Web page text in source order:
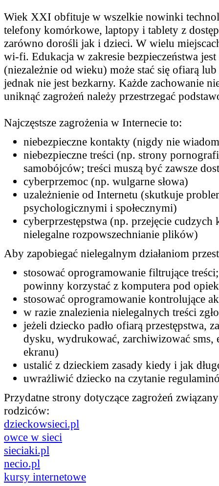
Wiek XXI obfituje w wszelkie nowinki
telefony komórkowe, laptopy i tablety z
zarówno dorośli jak i dzieci. W wielu
wi-fi. Edukacja w zakresie bezpieczeństwa
(niezależnie od wieku) może stać się ofiarą
jednak nie jest bezkarny. Każde zachowanie
uniknąć zagrożeń należy przestrzegać
Najczęstsze zagrożenia w Internecie to:
niebezpieczne kontakty (nigdy nie
niebezpieczne treści (np. strony
samobójców; treści muszą być zawsze
cyberprzemoc (np. wulgarne słowa)
uzależnienie od Internetu (skutkuje
psychologicznymi i społecznymi)
cyberprzestępstwa (np. przejęcie
nielegalne rozpowszechnianie plików)
Aby zapobiegać nielegalnym działaniom
stosować oprogramowanie filtrujące
powinny korzystać z komputera pod
stosować oprogramowanie kontrolujące
w razie znalezienia nielegalnych treści
jeżeli dziecko padło ofiarą przestępstwa,
dysku, wydrukować, zarchiwizować
ekranu)
ustalić z dzieckiem zasady kiedy i jak
uwrażliwić dziecko na czytanie
Przydatne strony dotyczące zagrożeń
rodziców:
dzieckowsieci.pl
owce w sieci
sieciaki.pl
necio.pl
kursy internetowe